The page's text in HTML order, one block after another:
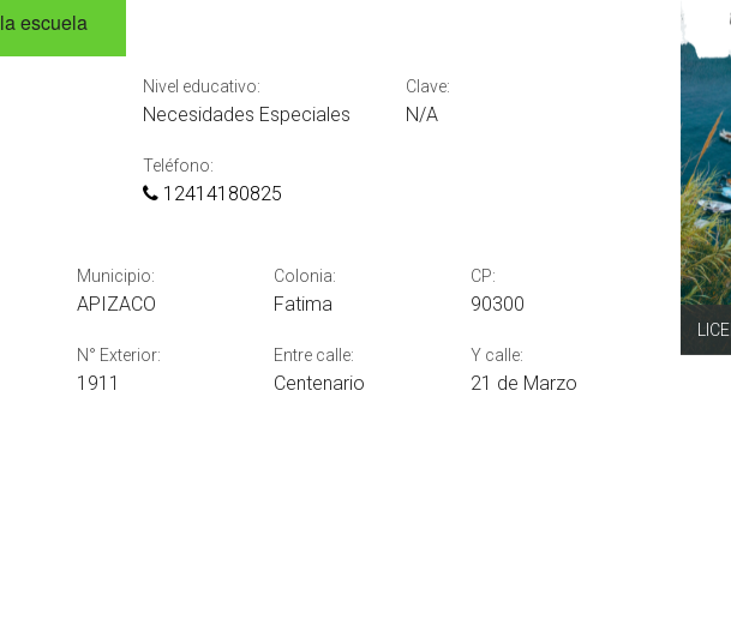
escuela
Nivel educativo:
Necesidades Especiales
Clave:
N/A
Teléfono:
12414180825
Municipio:
APIZACO
Colonia:
Fatima
CP:
90300
N° Exterior:
1911
Entre calle:
Centenario
Y calle:
21 de Marzo